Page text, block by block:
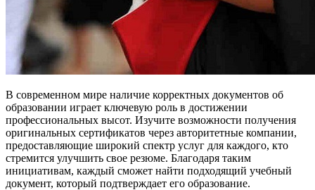
В современном мире наличие корректных документов об
образовании играет ключевую роль в достижении
профессиональных высот. Изучите возможности получения
оригинальных сертификатов через авторитетные компании,
предоставляющие широкий спектр услуг для каждого, кто
стремится улучшить свое резюме. Благодаря таким
инициативам, каждый сможет найти подходящий учебный
документ, который подтверждает его образование.